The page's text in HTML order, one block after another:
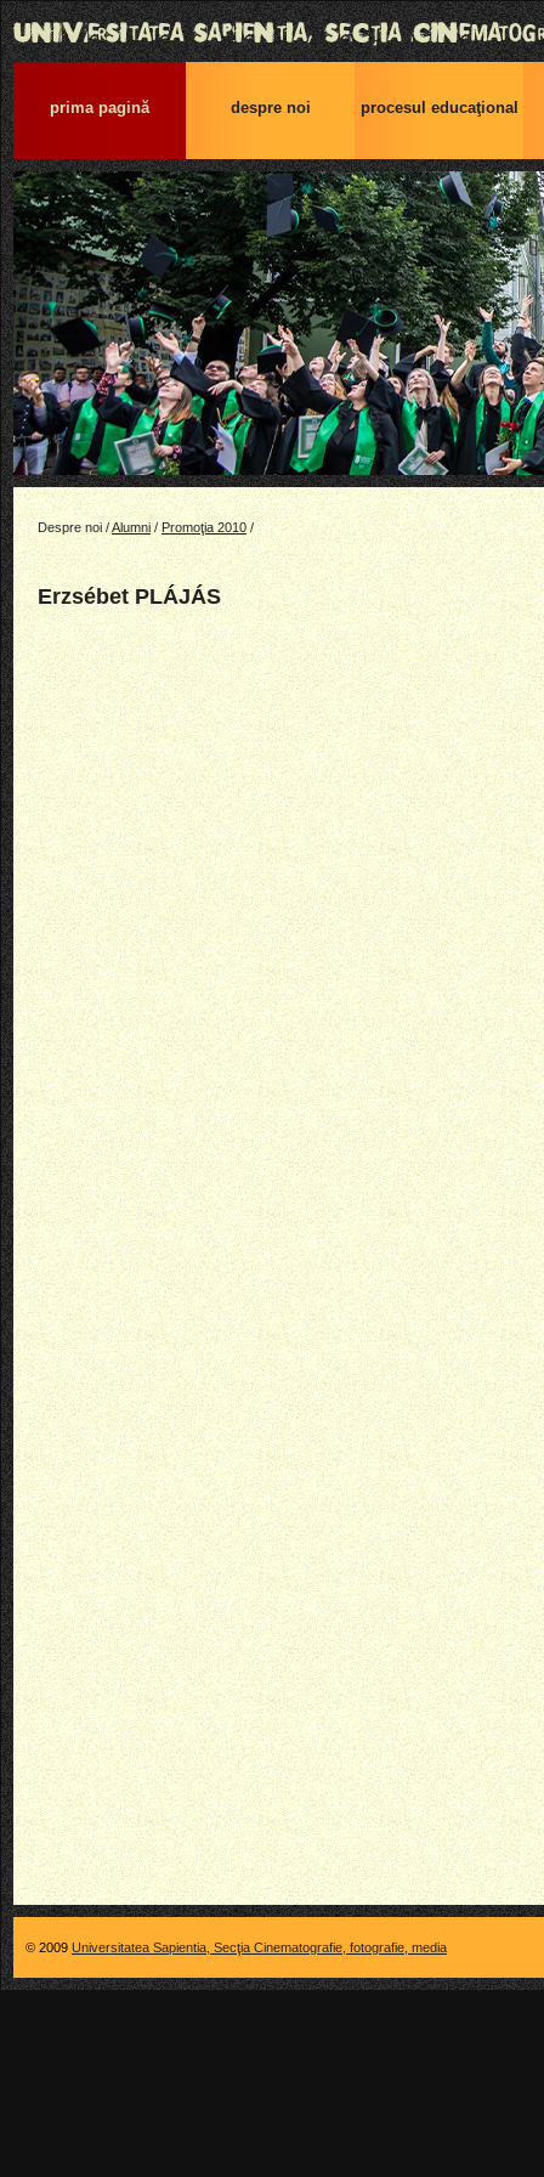
prima pagină despre noi procesul educaţional
Despre noi /Alumni/Promoţia 2010/
Erzsébet PLÁJÁS
© 2009 Universitatea Sapientia, Secţia Cinematografie, fotografie, media